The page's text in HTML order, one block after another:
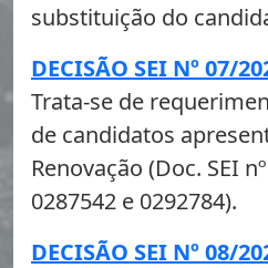
substituição do
DECISÃO SEI Nº 07/
Trata-se de
de candidatos
Renovação (Doc. SEI
0287542 e 0292784).
DECISÃO SEI Nº 08/